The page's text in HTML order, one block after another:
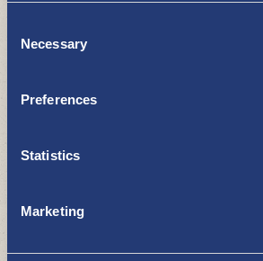
Selection
Necessary
Preferences
Statistics
Marketing
ZU SEHEN UND ZU ERLEBEN
Fremdenführerservice und